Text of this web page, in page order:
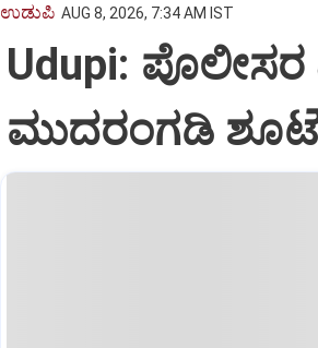
ಉಡುಪಿ AUG 8, 2026, 7:34 AM IST
Udupi:
ಮುದರಂಗಡಿ